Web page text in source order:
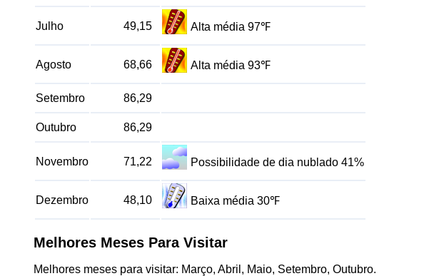
Julho 49,15 Alta média 97℉
Agosto 68,66 Alta média 93℉
Setembro 86,29
Outubro 86,29
Novembro 71,22 Possibilidade de dia nublado 41%
Dezembro 48,10 Baixa média 30℉
Melhores Meses Para Visitar
Melhores meses para visitar: Março, Abril, Maio, Setembro, Outubro.